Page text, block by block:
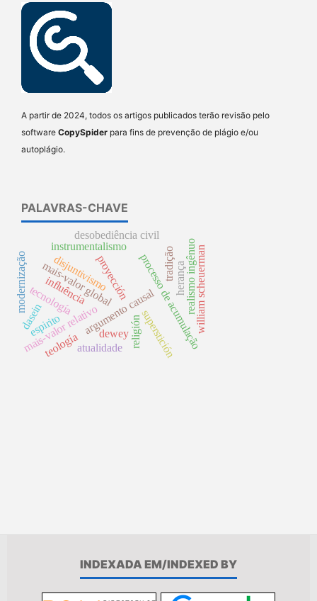
A partir de 2024, todos os artigos publicados terão revisão pelo
software CopySpider para fins de prevenção de plágio e/ou
autoplágio.
PALAVRAS-CHAVE
argumento causalsuperstición
proyección processo de acumulação
mais-valor global
mais-valor relativo
disjuntivismo
religión
realismo ingênuo
tecnología
instrumentalismo
dewey
teología
espirito
influência william scheuerman
desobediência civil
dasein
herança
modernização tradição
atualidade
INDEXADA EM/INDEXED BY